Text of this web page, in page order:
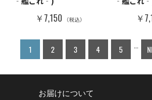
￥7,150 （税込） ￥
1 2 3 4 5 ...
お届けについて